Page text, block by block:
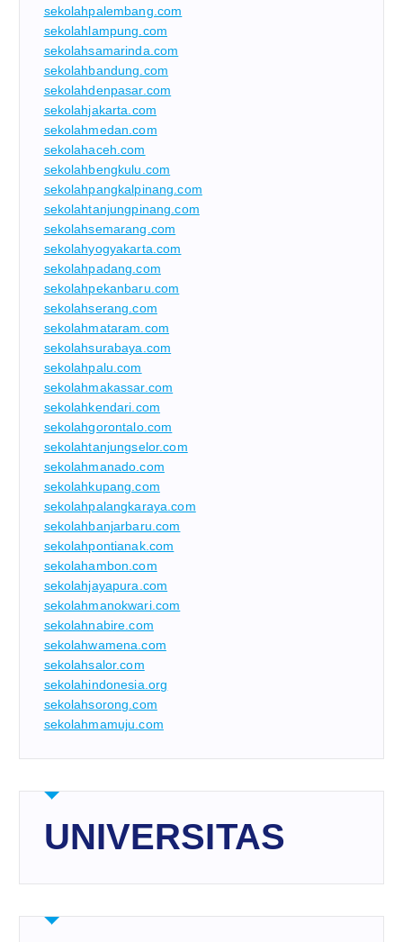
sekolahpalembang.com
sekolahlampung.com
sekolahsamarinda.com
sekolahbandung.com
sekolahdenpasar.com
sekolahjakarta.com
sekolahmedan.com
sekolahaceh.com
sekolahbengkulu.com
sekolahpangkalpinang.com
sekolahtanjungpinang.com
sekolahsemarang.com
sekolahyogyakarta.com
sekolahpadang.com
sekolahpekanbaru.com
sekolahserang.com
sekolahmataram.com
sekolahsurabaya.com
sekolahpalu.com
sekolahmakassar.com
sekolahkendari.com
sekolahgorontalo.com
sekolahtanjungselor.com
sekolahmanado.com
sekolahkupang.com
sekolahpalangkaraya.com
sekolahbanjarbaru.com
sekolahpontianak.com
sekolahambon.com
sekolahjayapura.com
sekolahmanokwari.com
sekolahnabire.com
sekolahwamena.com
sekolahsalor.com
sekolahindonesia.org
sekolahsorong.com
sekolahmamuju.com
UNIVERSITAS